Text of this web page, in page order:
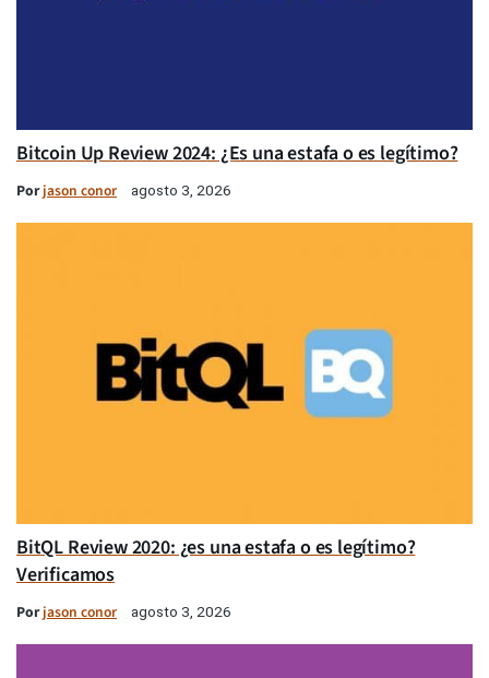
Bitcoin Up Review 2024: ¿Es una estafa o es legítimo?
Porjason conor agosto 3, 2026
BitQL Review 2020: ¿es una estafa o es legítimo?
Verificamos
Porjason conor agosto 3, 2026